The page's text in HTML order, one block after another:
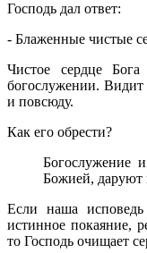
Господь дал ответ:
- Блаженные чистые
Чистое сердце
богослужении.
и повсюду.
Как его обрести?
Богослужение
Божией, даруют
Если наша
истинное покаяние,
то Господь очищает